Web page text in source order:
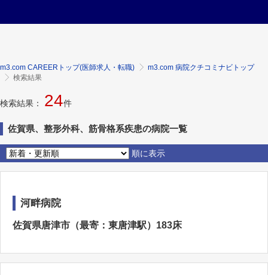
m3.com CAREERトップ(医師求人・転職)
m3.com 病院クチコミナビトップ
検索結果
検索結果： 24件
佐賀県、整形外科、筋骨格系疾患の病院一覧
順に表示
河畔病院
佐賀県唐津市（最寄：東唐津駅）183床